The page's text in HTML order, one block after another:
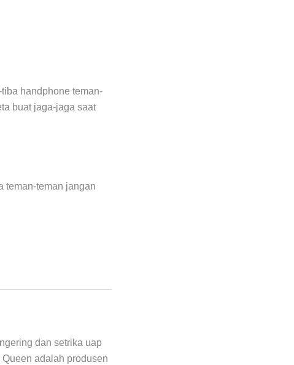
handphone teman-
buat jaga-jaga saat
teman-teman jangan
dan setrika uap
adalah produsen